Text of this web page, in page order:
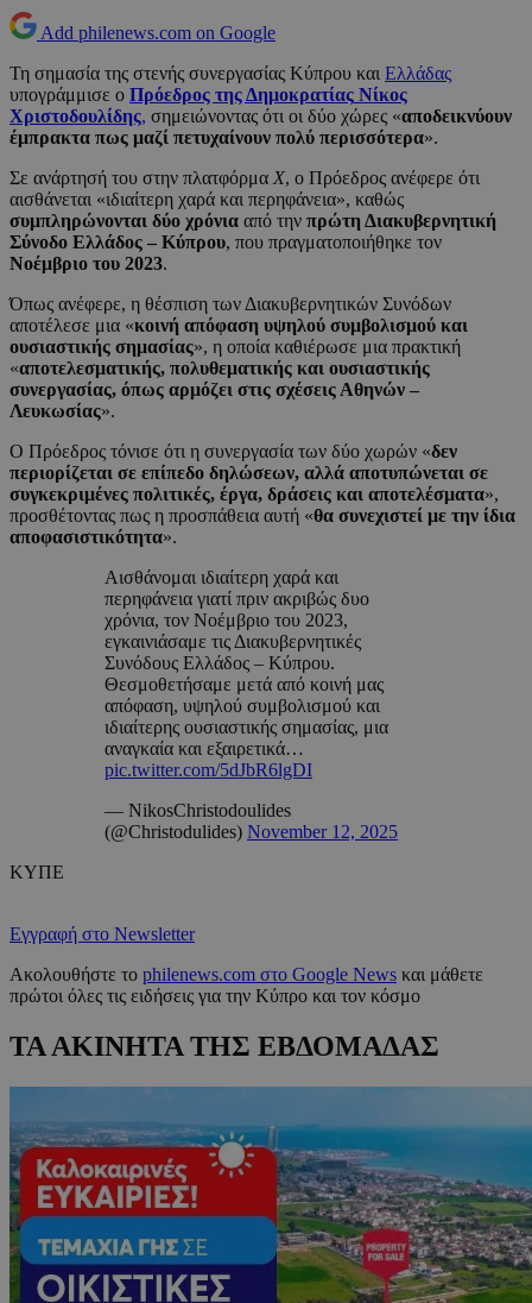
Add philenews.com on Google
Τη σημασία της στενής συνεργασίας Κύπρου και Ελλάδας
υπογράμμισε ο Πρόεδρος της Δημοκρατίας Νίκος
Χριστοδουλίδης, σημειώνοντας ότι οι δύο χώρες «αποδεικνύουν
έμπρακτα πως μαζί πετυχαίνουν πολύ περισσότερα».
Σε ανάρτησή του στην πλατφόρμα Χ, ο Πρόεδρος ανέφερε ότι
αισθάνεται «ιδιαίτερη χαρά και περηφάνεια», καθώς
συμπληρώνονται δύο χρόνια από την πρώτη Διακυβερνητική
Σύνοδο Ελλάδος – Κύπρου, που πραγματοποιήθηκε τον
Νοέμβριο του 2023.
Όπως ανέφερε, η θέσπιση των Διακυβερνητικών Συνόδων
αποτέλεσε μια «κοινή απόφαση υψηλού συμβολισμού και
ουσιαστικής σημασίας», η οποία καθιέρωσε μια πρακτική
«αποτελεσματικής, πολυθεματικής και ουσιαστικής
συνεργασίας, όπως αρμόζει στις σχέσεις Αθηνών –
Λευκωσίας».
Ο Πρόεδρος τόνισε ότι η συνεργασία των δύο χωρών «δεν
περιορίζεται σε επίπεδο δηλώσεων, αλλά αποτυπώνεται σε
συγκεκριμένες πολιτικές, έργα, δράσεις και αποτελέσματα»,
προσθέτοντας πως η προσπάθεια αυτή «θα συνεχιστεί με την ίδια
αποφασιστικότητα».
Αισθάνομαι ιδιαίτερη χαρά και
περηφάνεια γιατί πριν ακριβώς δυο
χρόνια, τον Νοέμβριο του 2023,
εγκαινιάσαμε τις Διακυβερνητικές
Συνόδους Ελλάδος – Κύπρου.
Θεσμοθετήσαμε μετά από κοινή μας
απόφαση, υψηλού συμβολισμού και
ιδιαίτερης ουσιαστικής σημασίας, μια
αναγκαία και εξαιρετικά…
pic.twitter.com/5dJbR6lgDI
— NikosChristodoulides
(@Christodulides) November 12, 2025
ΚΥΠΕ
Εγγραφή στο Newsletter
Ακολουθήστε το philenews.com στο Google News και μάθετε
πρώτοι όλες τις ειδήσεις για την Κύπρο και τον κόσμο
ΤΑ ΑΚΙΝΗΤΑ ΤΗΣ ΕΒΔΟΜΑΔΑΣ